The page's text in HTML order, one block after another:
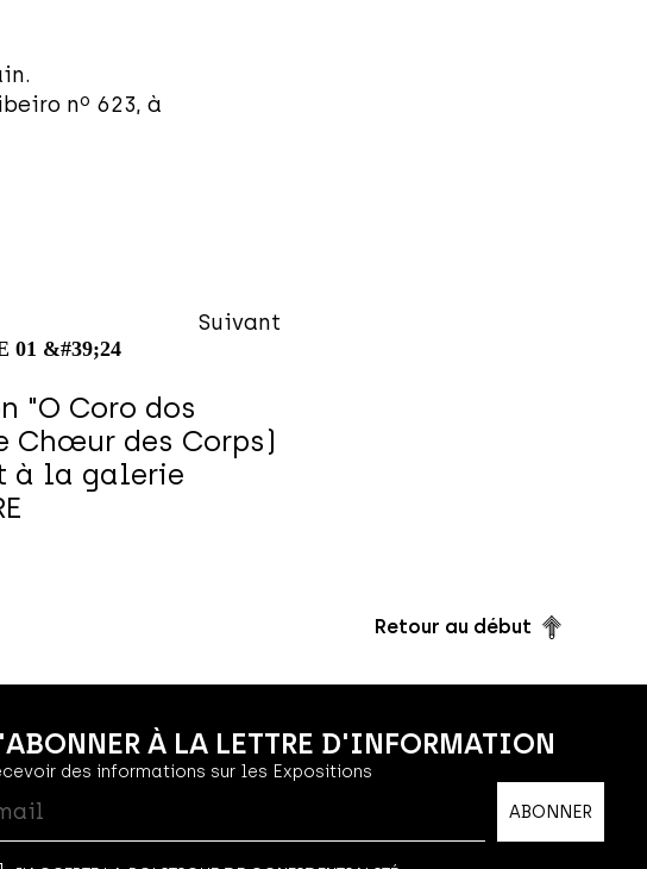
nº 623, à
Suivant
"O Coro dos
Chœur des Corps)
à la galerie
Retour au début
À LA LETTRE D'INFORMATION
des informations sur les Expositions